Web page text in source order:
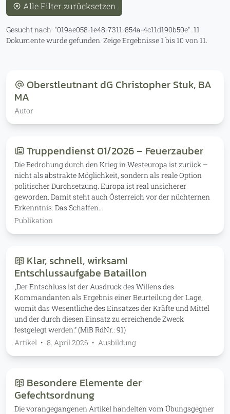
Alle Filter zurücksetzen
Gesucht nach: 019ae058-1e48-7311-854a-4c11d190b50e . 11
Dokumente wurde gefunden. Zeige Ergebnisse 1 bis 10 von 11.
Oberstleutnant dG Christopher Stuk, BA
MA
Autor
Truppendienst 01/2026 – Feuerzauber
Die Bedrohung durch den Krieg in Westeuropa ist zurück –
nicht als abstrakte Möglichkeit, sondern als reale Option
politischer Durchsetzung. Europa ist real unsicherer
geworden. Damit steht auch Österreich vor der nüchternen
Erkenntnis: Das Schaffen…
Publikation
Klar, schnell, wirksam!
Entschlussaufgabe Bataillon
„Der Entschluss ist der Ausdruck des Willens des
Kommandanten als Ergebnis einer Beurteilung der Lage,
womit das Wesentliche des Einsatzes der Kräfte und Mittel
und der durch diesen Einsatz zu erreichende Zweck
festgelegt werden.“ (MiB RdNr.: 91)
Artikel • 8. April 2026 • Ausbildung
Besondere Elemente der
Gefechtsordnung
Die vorangegangenen Artikel handelten vom Übungsgegner